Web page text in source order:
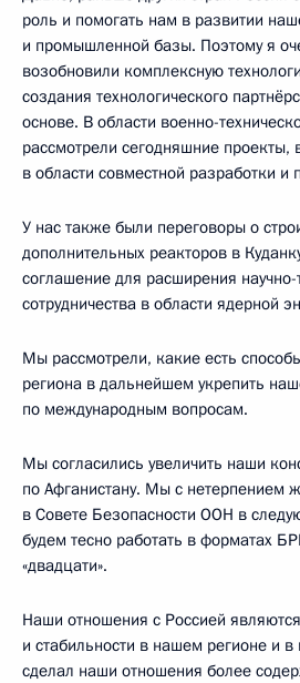
роль и помогать нам в развитии
и промышленной базы. Поэтому я
возобновили комплексную
создания технологического
основе. В области военно-
рассмотрели сегодняшние проекты,
в области совместной разработки и
У нас также были переговоры о
дополнительных реакторов в
соглашение для расширения научно-
сотрудничества в области ядерной
Мы рассмотрели, какие есть
региона в дальнейшем укрепить
по международным вопросам.
Мы согласились увеличить наши
по Афганистану. Мы с нетерпением
в Совете Безопасности ООН в
будем тесно работать в форматах
«двадцати».
Наши отношения с Россией
и стабильности в нашем регионе и
сделал наши отношения более